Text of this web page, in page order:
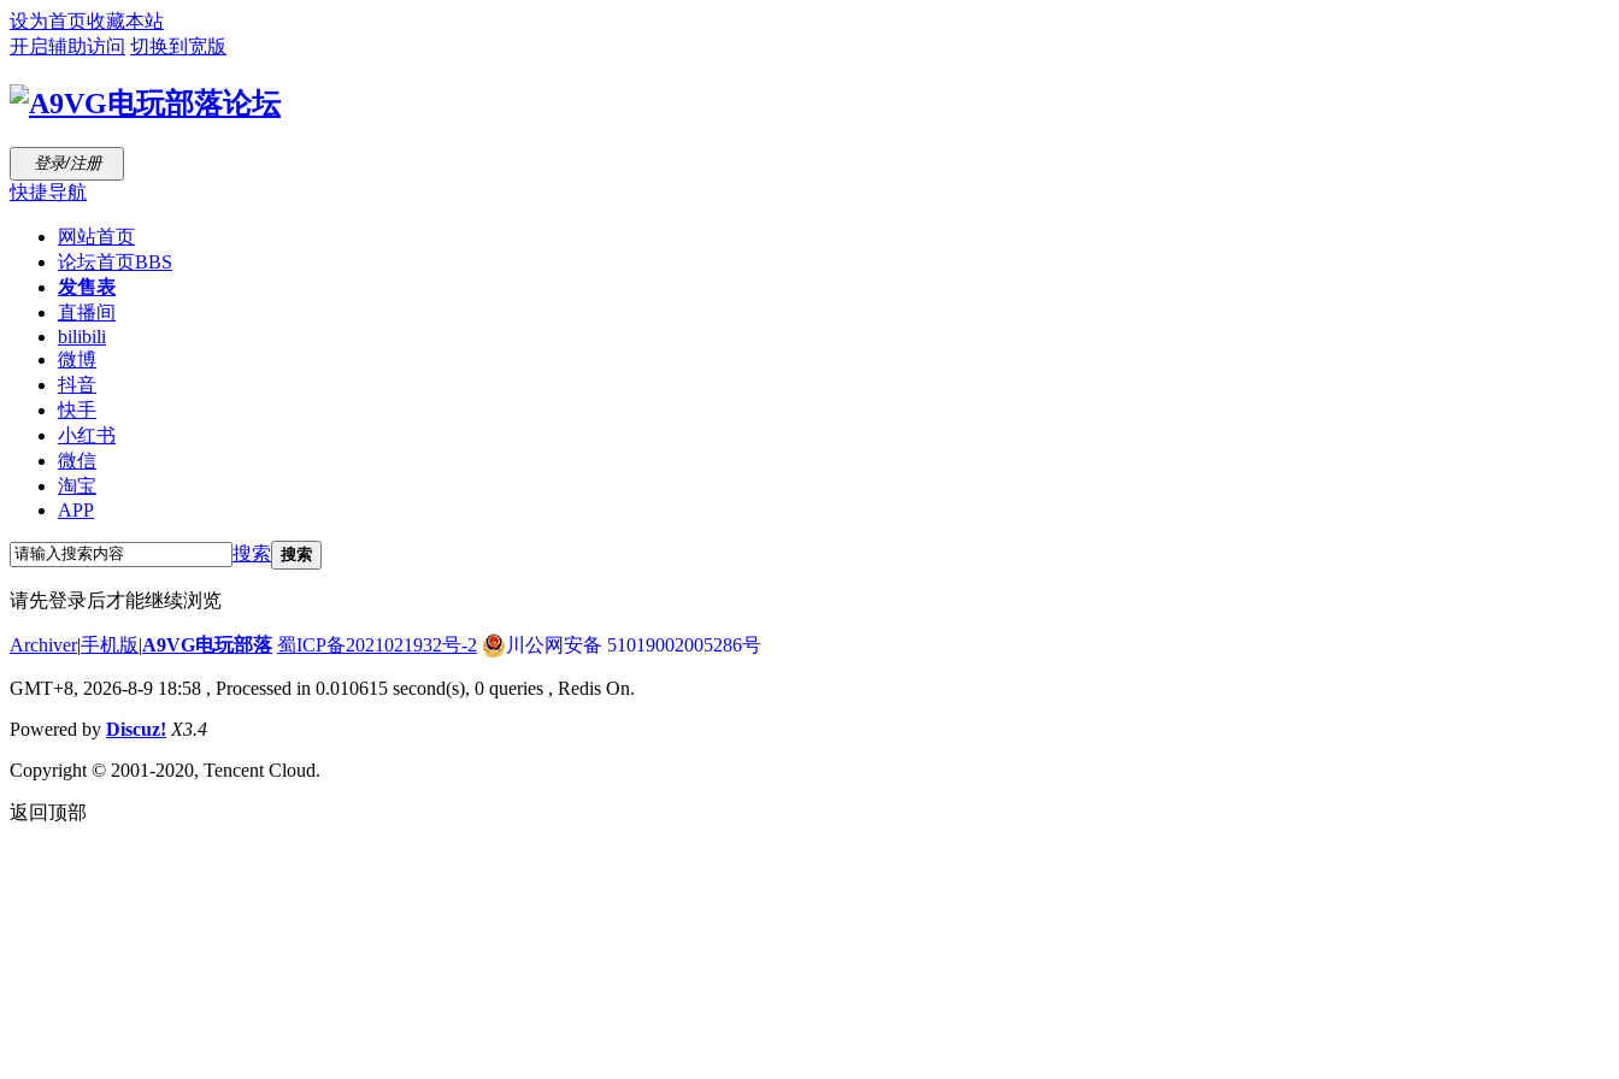
设为首页收藏本站
开启辅助访问 切换到宽版
登录/注册
快捷导航
网站首页
论坛首页BBS
发售表
直播间
bilibili
微博
抖音
快手
小红书
微信
淘宝
APP
搜索 搜索
请先登录后才能继续浏览
Archiver|手机版|A9VG电玩部落 蜀ICP备2021021932号-2 川公网安备 51019002005286号
GMT+8, 2026-8-9 18:58 , Processed in 0.010615 second(s), 0 queries , Redis On.
Powered by Discuz! X3.4
Copyright © 2001-2020, Tencent Cloud.
返回顶部